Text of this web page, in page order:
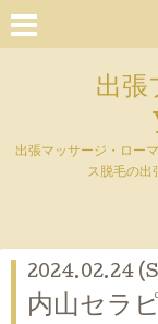
出張
出張マッサージ・ロー
ス脱毛の出
2024.02.24
内山セラ